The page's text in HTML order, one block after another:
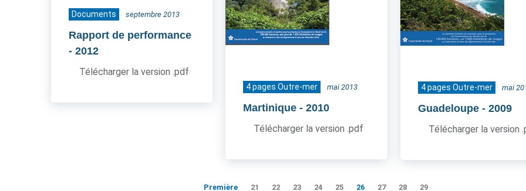
Documents septembre 2013
Rapport de performance
- 2012
Télécharger la version .pdf
4 pages Outre-mer mai 2013
Martinique - 2010
Télécharger la version .pdf
4 pages Outre-mer mai
Guadeloupe - 2009
Télécharger la version
Première 21 22 23 24 25 26 27 28 29